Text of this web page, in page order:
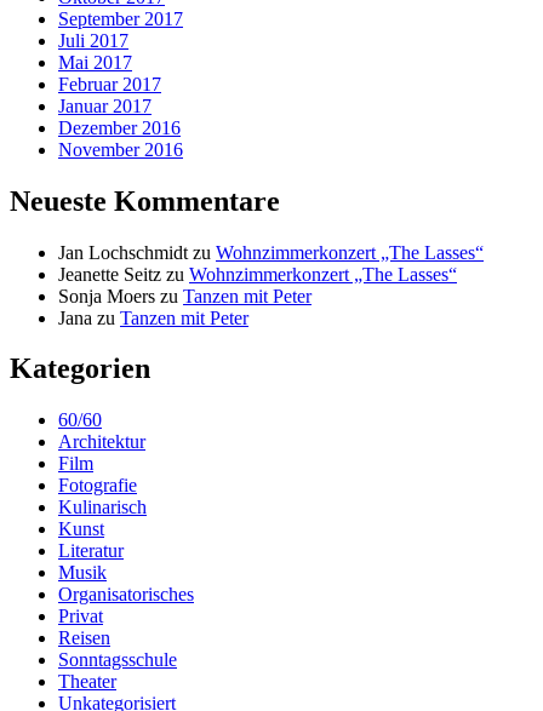
September 2017
Juli 2017
Mai 2017
Februar 2017
Januar 2017
Dezember 2016
November 2016
Neueste Kommentare
Jan Lochschmidt zu Wohnzimmerkonzert „The Lasses“
Jeanette Seitz zu Wohnzimmerkonzert „The Lasses“
Sonja Moers zu Tanzen mit Peter
Jana zu Tanzen mit Peter
Kategorien
60/60
Architektur
Film
Fotografie
Kulinarisch
Kunst
Literatur
Musik
Organisatorisches
Privat
Reisen
Sonntagsschule
Theater
Unkategorisiert